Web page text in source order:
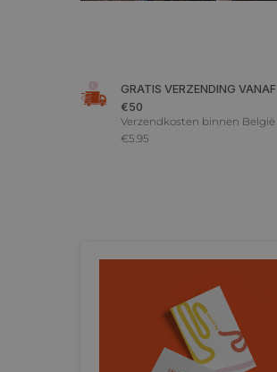
GRATIS VERZENDING VANAF
€50
Verzendkosten binnen België
€5.95